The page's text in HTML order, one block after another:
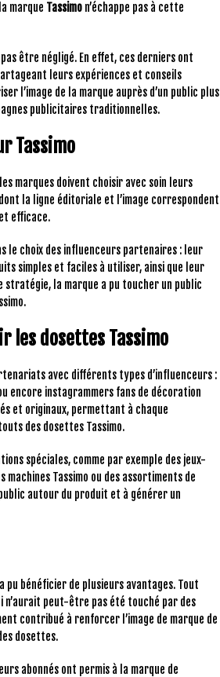
marque Tassimo n’échappe pas à cette
être négligé. En effet, ces derniers ont
leurs expériences et conseils
l’image de la marque auprès d’un public plus
publicitaires traditionnelles.
Tassimo
marques doivent choisir avec soin leurs
la ligne éditoriale et l’image correspondent
efficace.
le choix des influenceurs partenaires : leur
simples et faciles à utiliser, ainsi que leur
la marque a pu toucher un public
les dosettes Tassimo
avec différents types d’influenceurs :
encore instagrammers fans de décoration
et originaux, permettant à chaque
des dosettes Tassimo.
spéciales, comme par exemple des jeux-
Tassimo ou des assortiments de
autour du produit et à générer un
a pu bénéficier de plusieurs avantages. Tout
n’aurait peut-être pas été touché par des
contribué à renforcer l’image de marque de
dosettes.
abonnés ont permis à la marque de